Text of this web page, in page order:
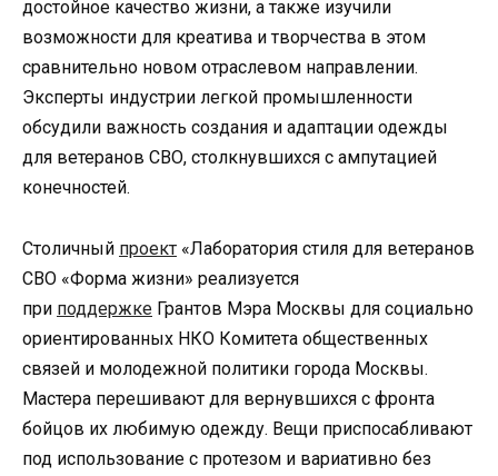
достойное качество жизни, а также изучили
возможности для креатива и творчества в этом
сравнительно новом отраслевом направлении.
Эксперты индустрии легкой промышленности
обсудили важность создания и адаптации одежды
для ветеранов СВО, столкнувшихся с ампутацией
конечностей.
Столичный проект «Лаборатория стиля для ветеранов
СВО «Форма жизни» реализуется
при поддержке Грантов Мэра Москвы для социально
ориентированных НКО Комитета общественных
связей и молодежной политики города Москвы.
Мастера перешивают для вернувшихся с фронта
бойцов их любимую одежду. Вещи приспосабливают
под использование с протезом и вариативно без